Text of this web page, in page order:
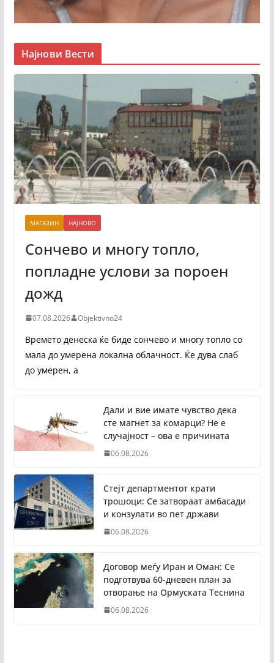
Најнови Вести
МАГАЗИН НАЈНОВО
Сончево и многу топло,
попладне услови за пороен
дожд
07.08.2026 Objektivno24
Времето денеска ќе биде сончево и многу топло со
мала до умерена локална облачност. Ќе дува слаб
до умерен, а
Дали и вие имате чувство дека
сте магнет за комарци? Не е
случајност – ова е причината
06.08.2026
Стејт департментот крати
трошоци: Се затвораат амбасади
и конзулати во пет држави
06.08.2026
Договор меѓу Иран и Оман: Се
подготвува 60-дневен план за
отворање на Ормуската Теснина
06.08.2026